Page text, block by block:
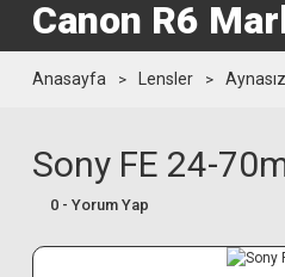
Canon R6
Anasayfa Lensler
Sony FE 24-
0 - Yorum Yap